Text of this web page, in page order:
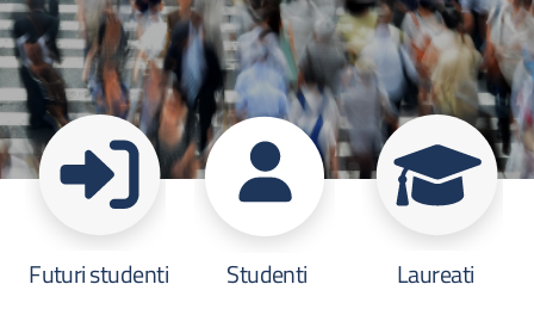
Futuri studenti Studenti Laureati